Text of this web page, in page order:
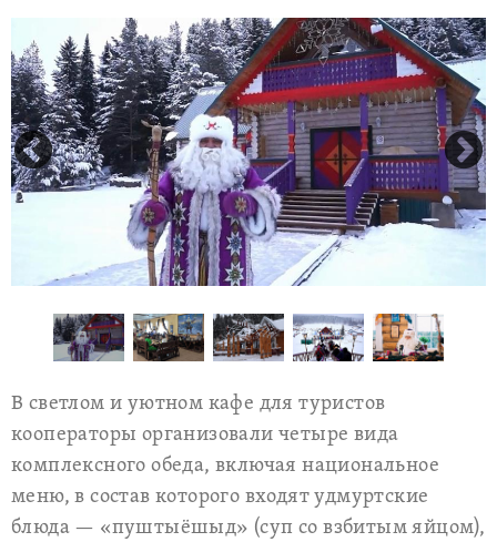
В светлом и уютном кафе для туристов
кооператоры организовали четыре вида
комплексного обеда, включая национальное
меню, в состав которого входят удмуртские
блюда — «пуштыёшыд» (суп со взбитым яйцом),